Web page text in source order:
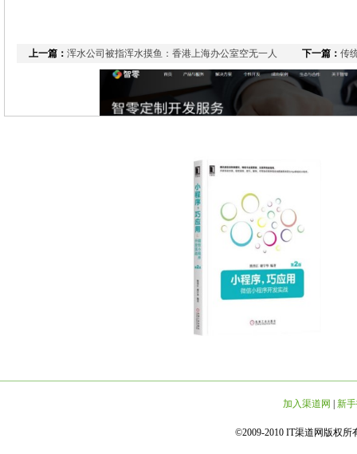
上一篇： 浑水公司被指浑水摸鱼：香港上海办公室空无一人 下一篇： 传
加入渠道网 新
©2009-2010 IT渠道网版权所